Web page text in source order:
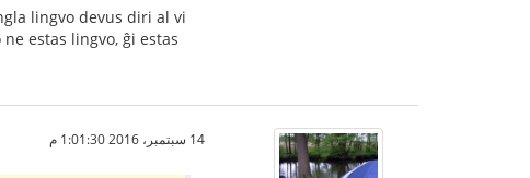
lingvo devus diri al vi
estas lingvo, ĝi estas
14 سبتمبر، 2016 1:01:30 م